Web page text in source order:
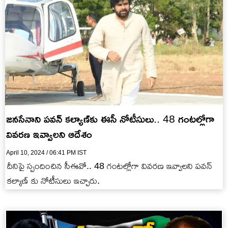
జనసేనాని పవన్ కల్యాణ్‌కు ఈసీ నోటీసులు.. 48 గంటల్లోగా
వివరణ ఇవ్వాలని ఆదేశం
April 10, 2024 / 06:41 PM IST
దీనిపై స్పందించిన సీఈవో.. 48 గంటల్లోగా వివరణ ఇవ్వాలని పవన్
కల్యాణ్ కు నోటీసులు ఇచ్చారు.